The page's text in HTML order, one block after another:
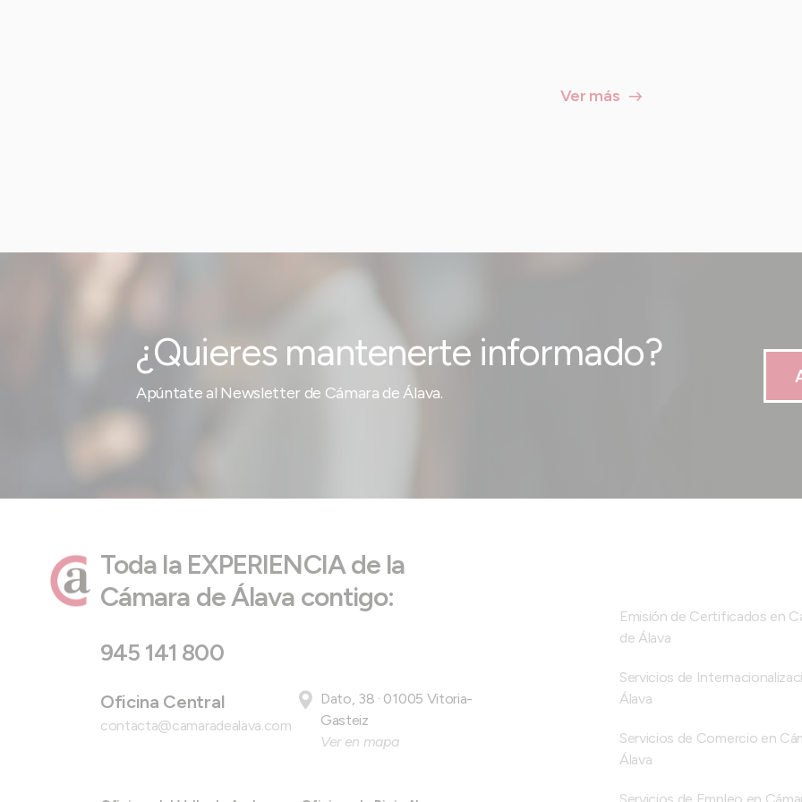
Ver más
¿Quieres mantenerte informado?
Apúntate al Newsletter de Cámara de Álava.
Toda la EXPERIENCIA de la
Cámara de Álava contigo:
945 141 800
Oficina Central
contacta@camaradealava.com
Dato, 38 · 01005 Vitoria-
Gasteiz
Ver en mapa
Emisión de Certificados en
de Álava
Servicios de
Álava
Servicios de Comercio en
Álava